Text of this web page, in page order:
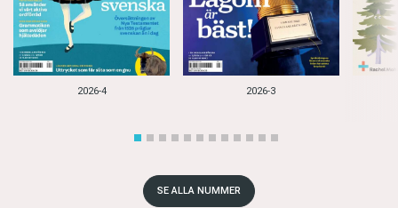
2026-4 2026-3
SE ALLA NUMMER